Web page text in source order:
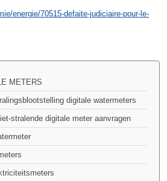
energie/70515-defaite-judiciaire-pour-le-
METERS
digitale watermeters
stralende digitale meter aanvragen